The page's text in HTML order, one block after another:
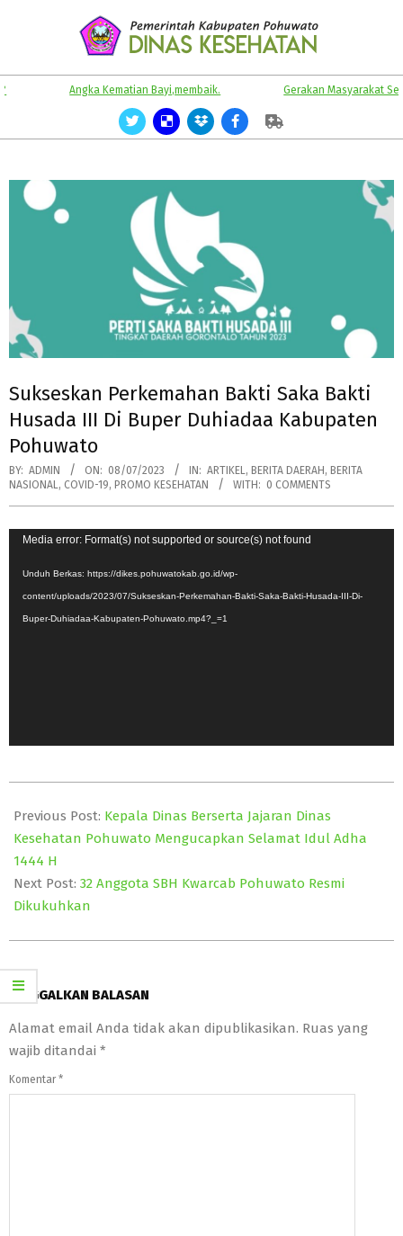
KABUPATEN
POHUWATO
Primary Angka Kematian Bayi,membaik. Gerakan Masyarakat Sehat.
Sukseskan Perkemahan Bakti Saka Bakti
Husada III Di Buper Duhiadaa Kabupaten
Pohuwato
BY: ADMIN ON: 08/07/2023 IN: ARTIKEL , BERITA DAERAH, BERITA
NASIONAL , COVID-19, PROMO KESEHATAN WITH: 0 COMMENTS
Pemutar
Media error: Format(s) not supported or source(s) not found
Unduh Berkas: https://dikes.pohuwatokab.go.id/wp-
content/uploads/2023/07/Sukseskan-Perkemahan-Bakti-Saka-Bakti-Husada-III-Di-
Buper-Duhiadaa-Kabupaten-Pohuwato.mp4?_=1
07-
08
Previous Post: Kepala Dinas Berserta Jajaran Dinas
Kesehatan Pohuwato Mengucapkan Selamat Idul Adha
1444 H
Next Post: 32 Anggota SBH Kwarcab Pohuwato Resmi
Dikukuhkan
TINGGALKAN BALASAN
Alamat email Anda tidak akan dipublikasikan. Ruas yang
wajib ditandai *
Komentar *